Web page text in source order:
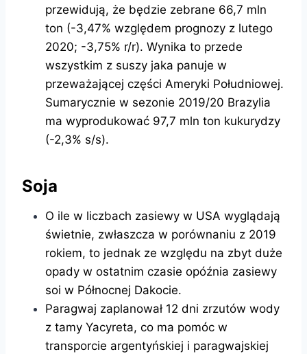
przewidują, że będzie zebrane 66,7 mln
ton (-3,47% względem prognozy z lutego
2020; -3,75% r/r). Wynika to przede
wszystkim z suszy jaka panuje w
przeważającej części Ameryki Południowej.
Sumarycznie w sezonie 2019/20 Brazylia
ma wyprodukować 97,7 mln ton kukurydzy
(-2,3% s/s).
Soja
O ile w liczbach zasiewy w USA wyglądają
świetnie, zwłaszcza w porównaniu z 2019
rokiem, to jednak ze względu na zbyt duże
opady w ostatnim czasie opóźnia zasiewy
soi w Północnej Dakocie.
Paragwaj zaplanował 12 dni zrzutów wody
z tamy Yacyreta, co ma pomóc w
transporcie argentyńskiej i paragwajskiej